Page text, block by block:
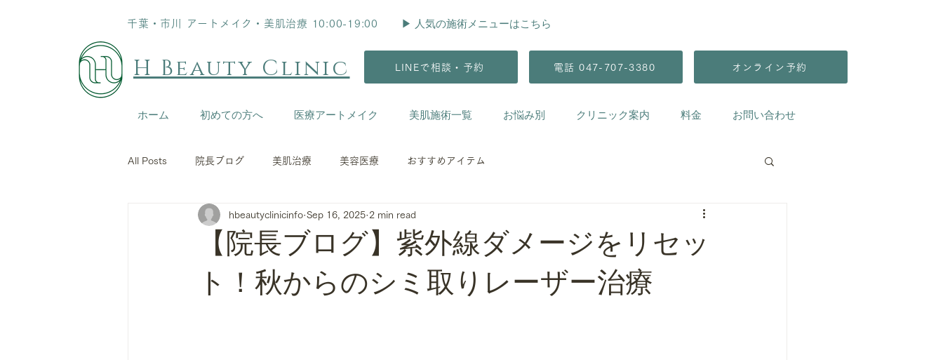
千葉・市川 アートメイク・美肌治療 10:00-19:00 ▶︎ 人気の施術メニューはこちら
LINEで相談・予約 電話 047-707-3380 オンライン予約
H Beauty Clinic
ホーム 初めての方へ 医療アートメイク 美肌施術一覧 お悩み別 クリニック案内 料金 お問い合わせ
All Posts 院長ブログ 美肌治療 美容医療 おすすめアイテム
【院長ブログ】紫外線ダメージをリセッ
ト！秋からのシミ取りレーザー治療
hbeautyclinicinfo Sep 16, 2025 2 min read